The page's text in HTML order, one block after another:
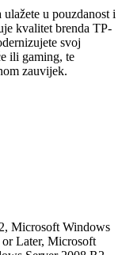
u pouzdanost i
kvalitet brenda TP-
svoj
ili gaming, te
zauvijek.
Microsoft Windows
Later, Microsoft